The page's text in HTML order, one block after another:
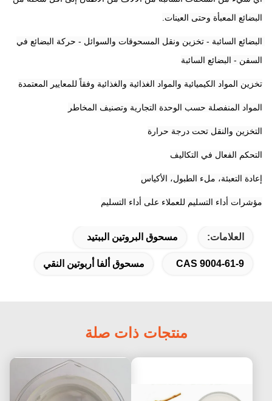
البضائع المعبأة وحتى العينات.
السفن - البضائع السائبة
تخزين المواد الكيميائية والمواد الغذائية والغذائية وفقاً للمعايير المعتمدة
المواد المنفصلة حسب الوحدة التجارية وتصنيف المخاطر
التخزين والنقل تحت درجة حرارة
التحكم الفعال في التكاليف
إعادة التعبئة، ملء الطبول، الأكياس
مؤشرات أداء التسليم للعملاء على أداء التسليم
العلامات: مسحوق البروتين الببتيد
CAS 9004-61-9 مسحوق ألفا أربوتين النقي
منتجات ذات صلة